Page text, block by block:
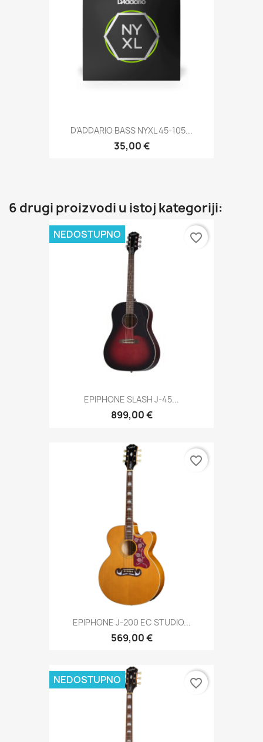
D'ADDARIO BASS NYXL 45-105...
35,00 €
6 drugi proizvodi u istoj kategoriji:
EPIPHONE SLASH J-45...
899,00 €
NEDOSTUPNO favorite_border
EPIPHONE J-200 EC STUDIO...
569,00 €
favorite_border
NEDOSTUPNO favorite_border